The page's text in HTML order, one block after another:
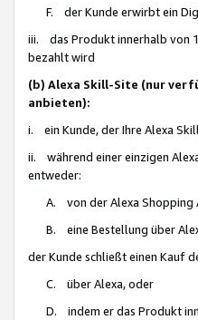
F. der Kunde erwirbt ein
iii. das Produkt innerhalb von
bezahlt wird
(b) Alexa Skill-Site (nur
anbieten):
i. ein Kunde, der Ihre Alexa
ii. während einer einzigen
entweder:
A. von der Alexa Shopping
B. eine Bestellung über
der Kunde schließt einen Kauf
C. über Alexa, oder
D. indem er das Produkt